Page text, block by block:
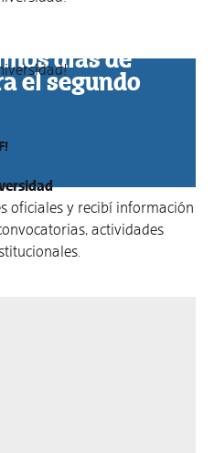
oficiales y recibí información
actividades
días de
el segundo